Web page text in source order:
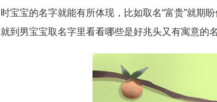
时宝宝的名字就能有所体现，比如取名“富贵”就期
就到男宝宝取名字里看看哪些是好兆头又有寓意的